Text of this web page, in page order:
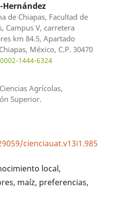
Hernández
de Chiapas, Facultad de
Campus V, carretera
km 84.5, Apartado
México, C.P. 30470
1444-6324
Agrícolas,
Superior.
cienciauat.v13i1.985
local,
maíz, preferencias,